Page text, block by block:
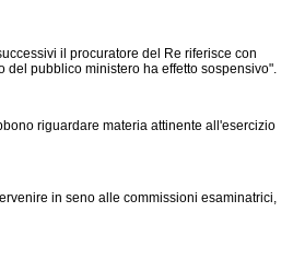
il procuratore del Re riferisce con
pubblico ministero ha effetto sospensivo".
riguardare materia attinente all'esercizio
in seno alle commissioni esaminatrici,